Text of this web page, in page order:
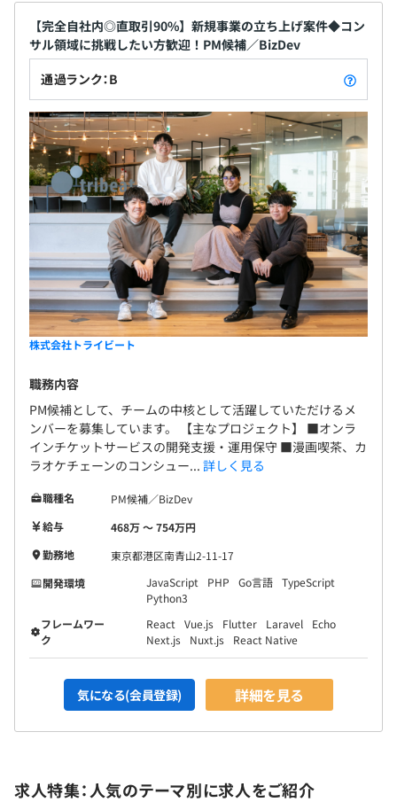
【完全自社内◎直取引90%】新規事業の立ち上げ案件◆コン
サル領域に挑戦したい方歓迎！PM候補／BizDev
通過ランク：B
株式会社トライビート
職務内容
PM候補として、チームの中核として活躍していただけるメ
ンバーを募集しています。 【主なプロジェクト】 ■オンラ
インチケットサービスの開発支援・運用保守 ■漫画喫茶、カ
ラオケチェーンのコンシュー... 詳しく見る
職種名
PM候補／BizDev
給与
468万 〜 754万円
勤務地
東京都港区南青山2-11-17
開発環境
JavaScript PHP Go言語 TypeScript
Python3
フレームワー
ク
React Vue.js Flutter Laravel
Echo
Next.js
Nuxt.js React Native
気になる(会員登録) 詳細を見る
求人特集：人気のテーマ別に求人をご紹介